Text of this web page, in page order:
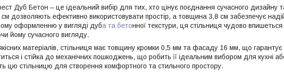
Дуб Бетон – це ідеальний вибір для тих, хто цінує поєднання сучасного дизайну та
дозволяють ефективно використовувати простір, а товщина 3,8 см забезпечує
оформленню у вигляді дуба та бетонної текстури, ця стільниця чудово
йому сучасного вигляду.
матеріалів, стільниця має товщину кромки 0,5 мм та фасаду 16 мм, що гарантує
і стійка до механічних пошкоджень, що робить її ідеальним вибором для кухні
цю стільницю для створення комфортного та стильного простору.